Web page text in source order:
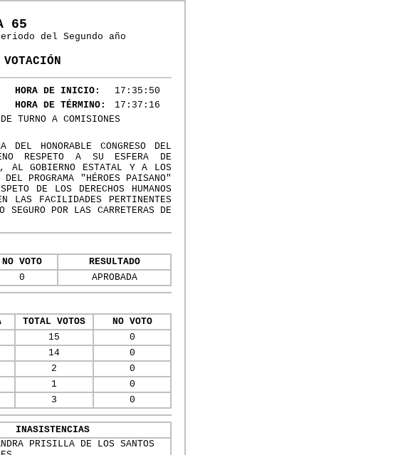
65
del Segundo año
HORA DE INICIO:
17:35:50
HORA DE TÉRMINO:
17:37:16
TURNO A COMISIONES
HONORABLE CONGRESO DEL
RESPETO A SU ESFERA DE
AL GOBIERNO ESTATAL Y A LOS
PROGRAMA "HÉROES PAISANO"
DE LOS DERECHOS HUMANOS
LAS FACILIDADES PERTINENTES
POR LAS CARRETERAS DE
NO VOTO
RESULTADO
0 APROBADA
TOTAL VOTOS
NO VOTO
15
0
14
0
2
0
1
0
3 0
INASISTENCIAS
PRISILLA DE LOS SANTOS